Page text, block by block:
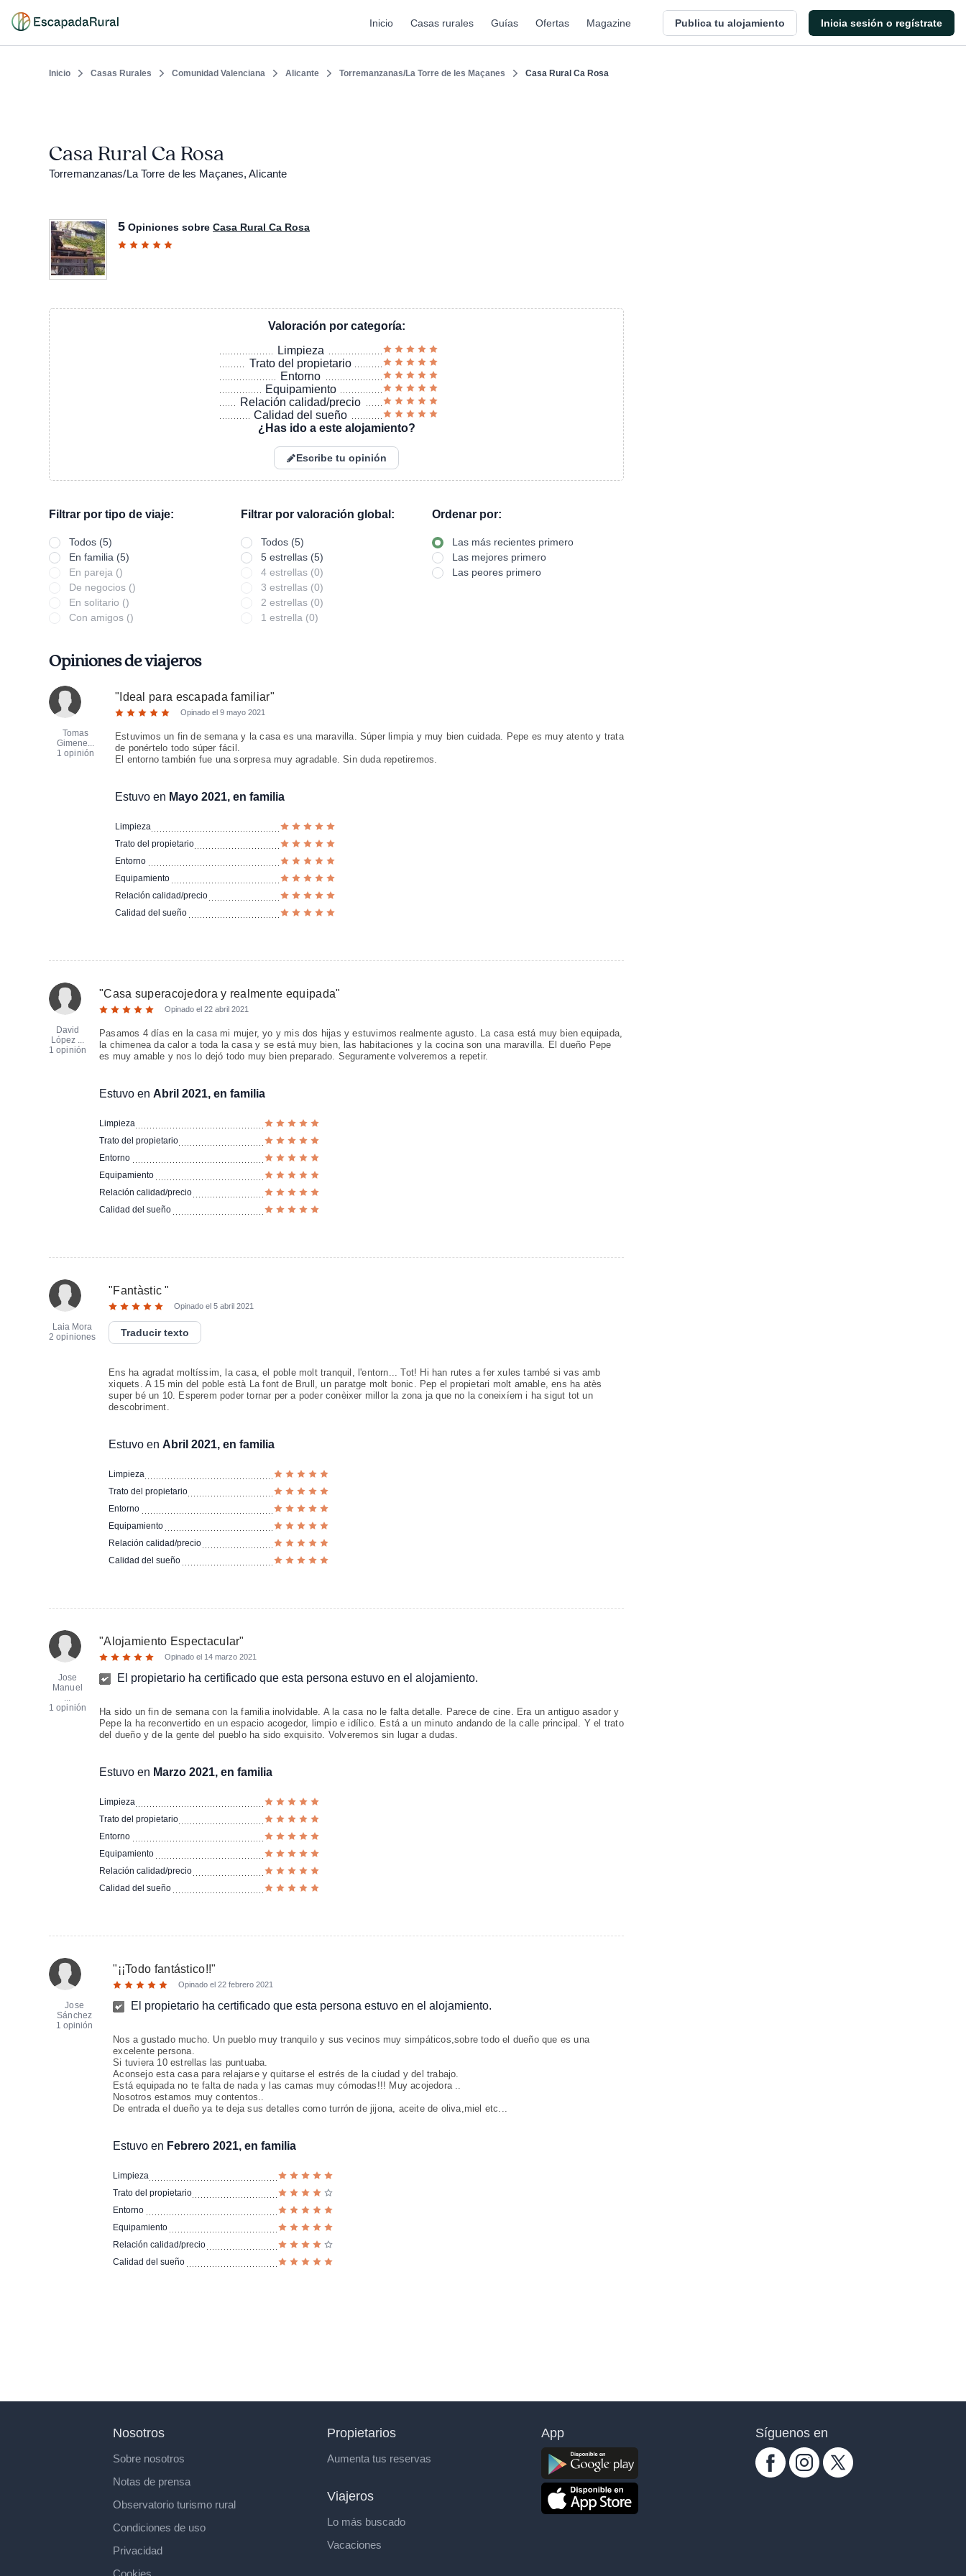
Inicio Casas rurales Guías Ofertas Magazine Publica tu alojamiento Inicia sesión o regístrate
Inicio Casas Rurales Comunidad Valenciana Alicante Torremanzanas/La Torre de les Maçanes Casa Rural Ca Rosa
Casa Rural Ca Rosa
Torremanzanas/La Torre de les Maçanes, Alicante
5 Opiniones sobre Casa Rural Ca Rosa
Valoración por categoría:
Limpieza
Trato del propietario
Entorno
Equipamiento
Relación calidad/precio
Calidad del sueño
¿Has ido a este alojamiento?
Escribe tu opinión
Filtrar por tipo de viaje:
Todos (5)
En familia (5)
En pareja ()
De negocios ()
En solitario ()
Con amigos ()
Filtrar por valoración global:
Todos (5)
5 estrellas (5)
4 estrellas (0)
3 estrellas (0)
2 estrellas (0)
1 estrella (0)
Ordenar por:
Las más recientes primero
Las mejores primero
Las peores primero
Opiniones de viajeros
Tomas
Gimene...
1 opinión
" Ideal para escapada familiar"
Opinado el 9 mayo 2021
Estuvimos un fin de semana y la casa es una maravilla. Súper limpia y muy bien cuidada. Pepe es muy atento y trata
de ponértelo todo súper fácil.
El entorno también fue una sorpresa muy agradable. Sin duda repetiremos.
Estuvo en Mayo 2021, en familia
Limpieza
Trato del propietario
Entorno
Equipamiento
Relación calidad/precio
Calidad del sueño
David
López ...
1 opinión
"Casa superacojedora y realmente equipada"
Opinado el 22 abril 2021
Pasamos 4 días en la casa mi mujer, yo y mis dos hijas y estuvimos realmente agusto. La casa está muy bien equipada,
la chimenea da calor a toda la casa y se está muy bien, las habitaciones y la cocina son una maravilla. El dueño Pepe
es muy amable y nos lo dejó todo muy bien preparado. Seguramente volveremos a repetir.
Estuvo en Abril 2021, en familia
Limpieza
Trato del propietario
Entorno
Equipamiento
Relación calidad/precio
Calidad del sueño
Laia Mora
2 opiniones
"Fantàstic"
Opinado el5 abril 2021
Traducir texto
Ens ha agradat moltíssim, la casa, el poble molt tranquil, l'entorn... Tot! Hi han rutes a fer xules també si vas amb
xiquets. A 15 min del poble està La font de Brull, un paratge molt bonic. Pep el propietari molt amable, ens ha atès
super bé un 10. Esperem poder tornar per a poder conèixer millor la zona ja que no la coneixíem i ha sigut tot un
descobriment.
Estuvo en Abril 2021, en familia
Limpieza
Trato del propietario
Entorno
Equipamiento
Relación calidad/precio
Calidad del sueño
Jose
Manuel
...
1 opinión
"Alojamiento Espectacular"
Opinado el 14 marzo 2021
El propietario ha certificado que esta persona estuvo en el alojamiento.
Ha sido un fin de semana con la familia inolvidable. A la casa no le falta detalle. Parece de cine. Era un antiguo asador y
Pepe la ha reconvertido en un espacio acogedor, limpio e idílico. Está a un minuto andando de la calle principal. Y el trato
del dueño y de la gente del pueblo ha sido exquisito. Volveremos sin lugar a dudas.
Estuvo en Marzo 2021, en familia
Limpieza
Trato del propietario
Entorno
Equipamiento
Relación calidad/precio
Calidad del sueño
Jose
Sánchez
1 opinión
" ¡¡Todo fantástico!!"
Opinado el22 febrero 2021
El propietario ha certificado que esta persona estuvo en el alojamiento.
Nos a gustado mucho. Un pueblo muy tranquilo y sus vecinos muy simpáticos,sobre todo el dueño que es una
excelente persona.
Si tuviera 10 estrellas las puntuaba.
Aconsejo esta casa para relajarse y quitarse el estrés de la ciudad y del trabajo.
Está equipada no te falta de nada y las camas muy cómodas!!! Muy acojedora ..
Nosotros estamos muy contentos..
De entrada el dueño ya te deja sus detalles como turrón de jijona, aceite de oliva,miel etc...
Estuvo en Febrero 2021, en familia
Limpieza
Trato del propietario
Entorno
Equipamiento
Relación calidad/precio
Calidad del sueño
Nosotros
Sobre nosotros
Notas de prensa
Observatorio turismo rural
Condiciones de uso
Privacidad
Cookies
Propietarios
Aumenta tus reservas
Viajeros
Lo más buscado
Vacaciones
App Síguenos en